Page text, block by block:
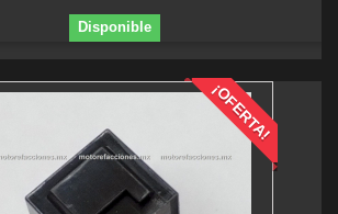
Disponible
¡OFERTA!